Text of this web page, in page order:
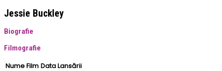
Jessie Buckley
Biografie
Filmografie
Nume Film Data Lansării